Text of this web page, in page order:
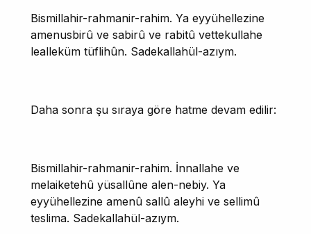
Bismillahir-rahmanir-rahim. Ya eyyühellezine
amenusbirû ve sabirû ve rabitû vettekullahe
lealleküm tüflihûn. Sadekallahül-azıym.
Daha sonra şu sıraya göre hatme devam edilir:
Bismillahir-rahmanir-rahim. İnnallahe ve
melaiketehû yüsallûne alen-nebiy. Ya
eyyühellezine amenû sallû aleyhi ve sellimû
teslima. Sadekallahül-azıym.